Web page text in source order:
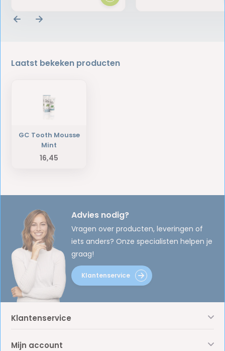
Laatst bekeken producten
GC Tooth Mousse
Mint
16,45
Advies nodig?
Vragen over producten, leveringen of
iets anders? Onze specialisten helpen je
graag!
Klantenservice
Klantenservice
Mijn account